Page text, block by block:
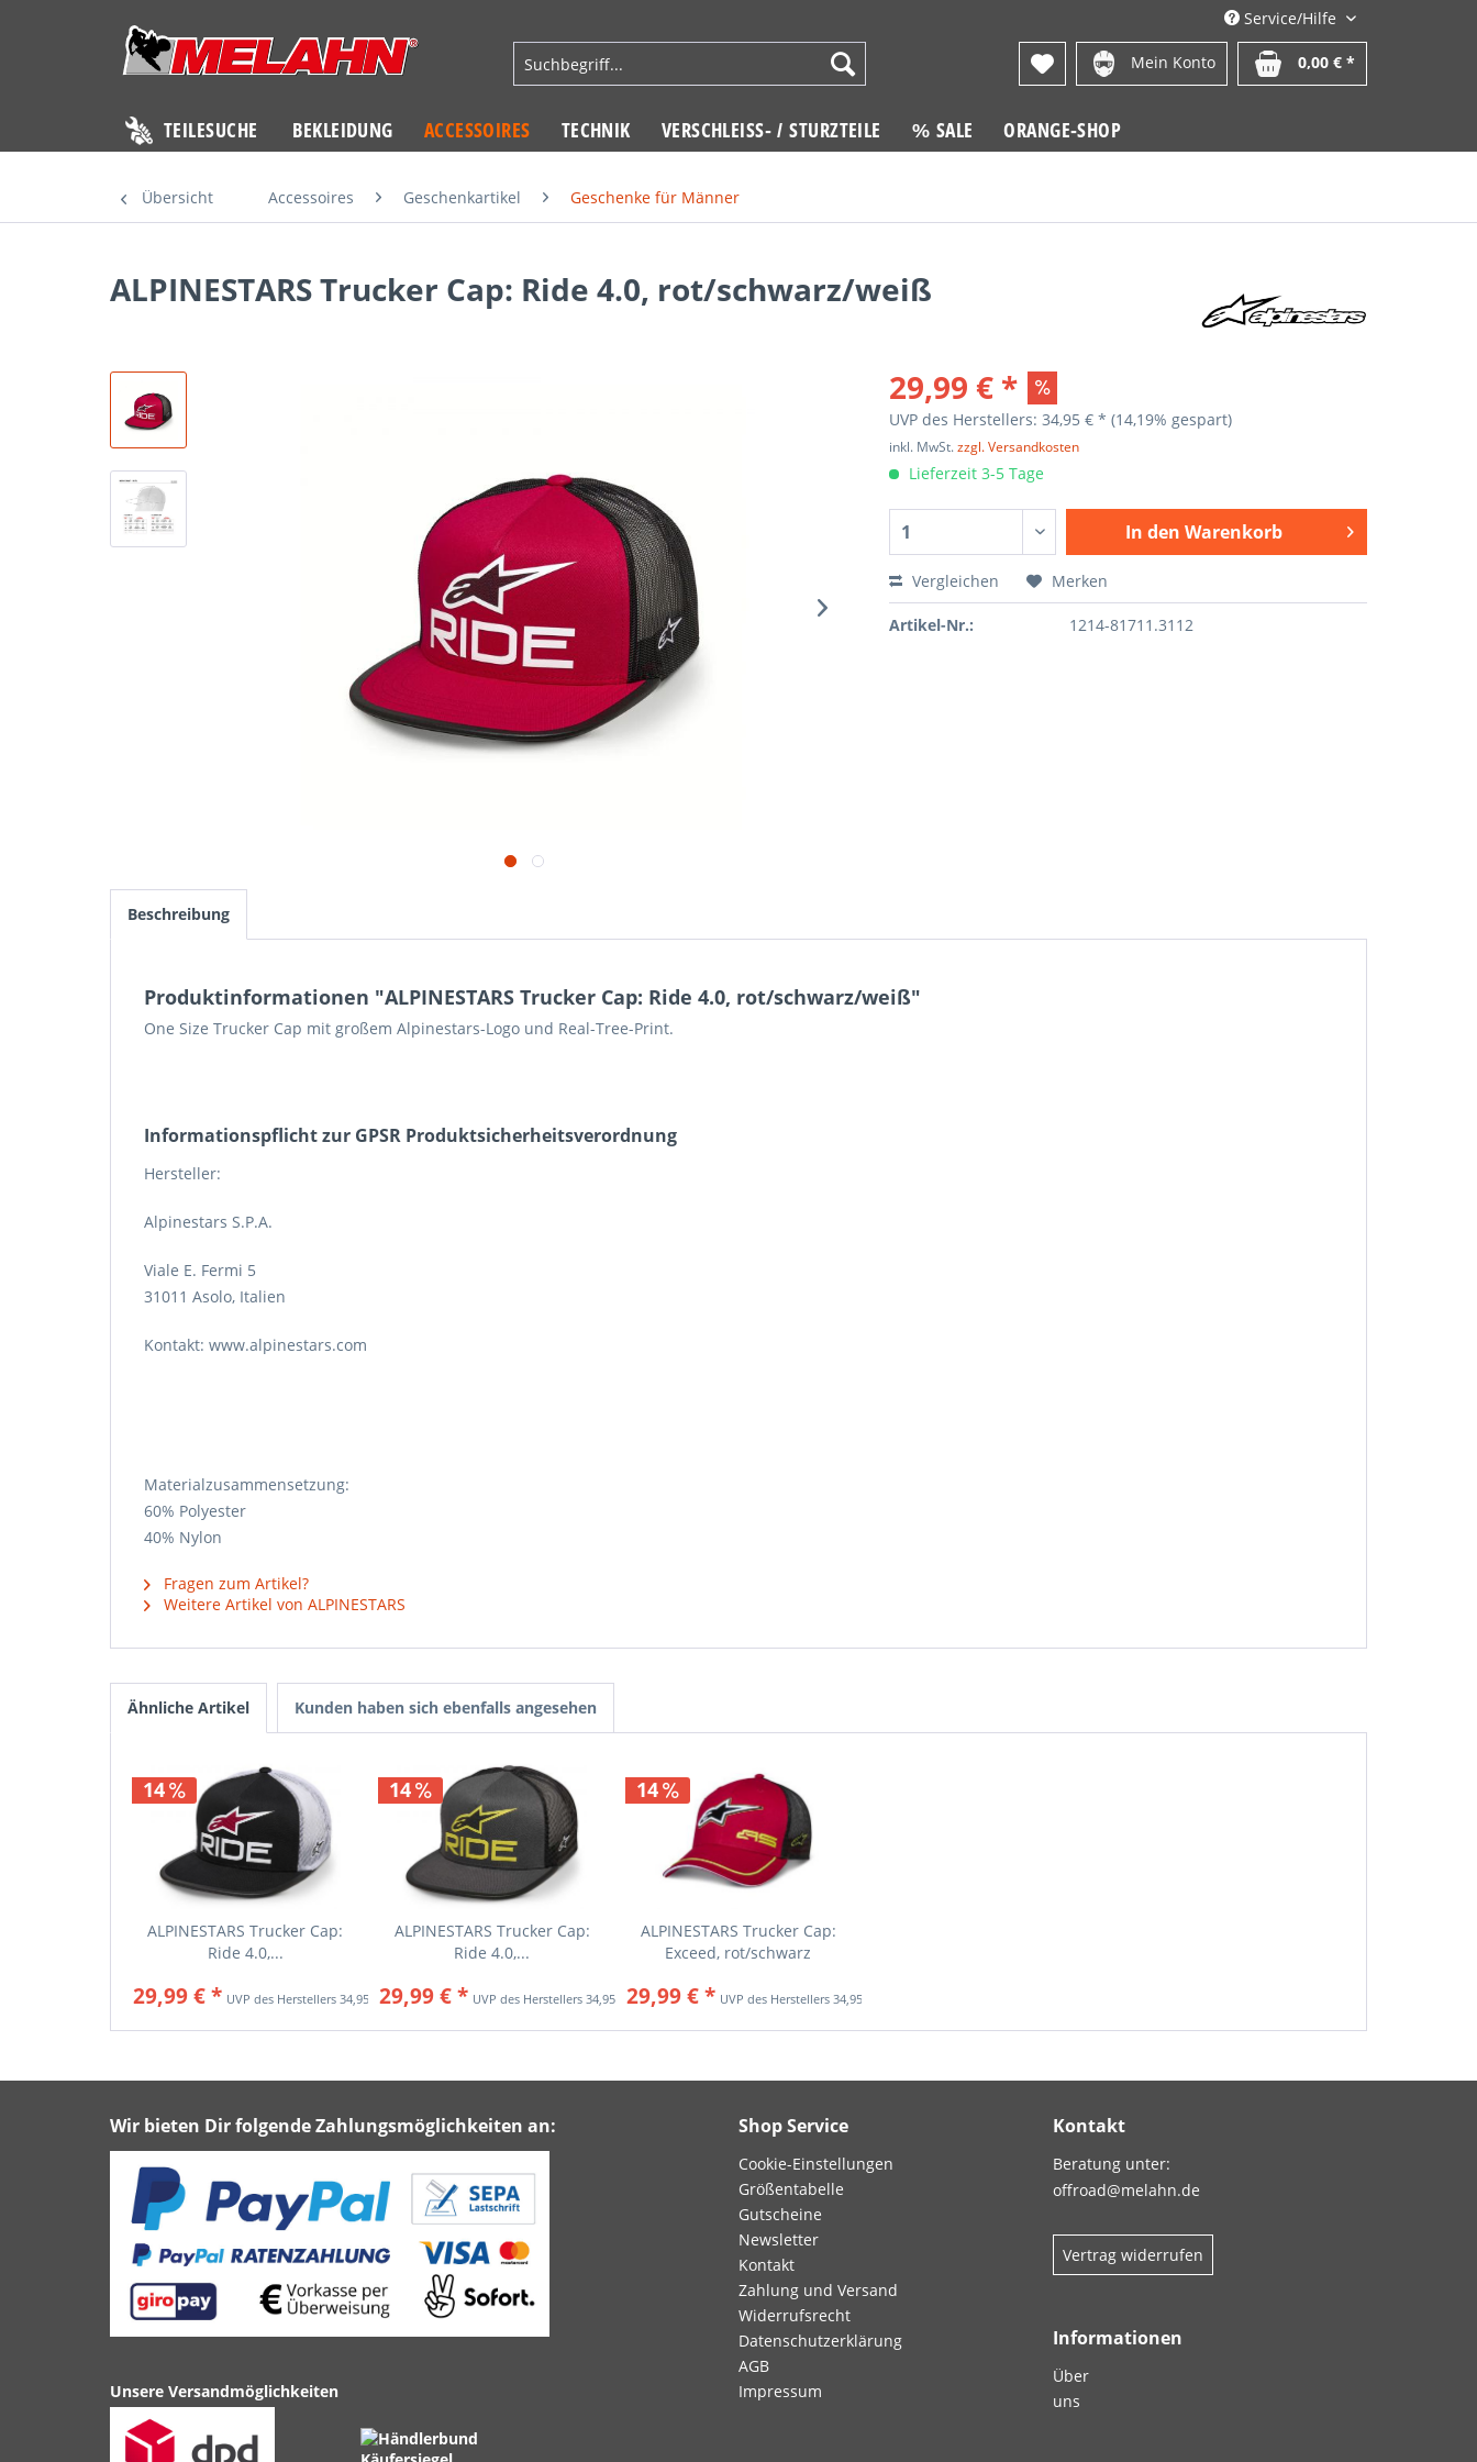
Service/Hilfe
Mein Konto 0,00 € *
TEILESUCHE BEKLEIDUNG ACCESSOIRES TECHNIK VERSCHLEISS- / STURZTEILE % SALE ORANGE-SHOP
Übersicht Accessoires Geschenkartikel Geschenke für Männer
ALPINESTARS Trucker Cap: Ride 4.0, rot/schwarz/weiß
29,99 € *
UVP des Herstellers: 34,95 € *(14,19% gespart)
inkl. MwSt.zzgl. Versandkosten
Lieferzeit 3-5 Tage
In den Warenkorb
Vergleichen Merken
Artikel-Nr.: 1214-81711.3112
Beschreibung
Produktinformationen "ALPINESTARS Trucker Cap: Ride 4.0, rot/schwarz/weiß"
One Size Trucker Cap mit großem Alpinestars-Logo und Real-Tree-Print.
Informations­pflicht zur GPSR Produktsicherheits­verordnung
Hersteller:
Alpinestars S.P.A.
Viale E. Fermi 5
31011 Asolo, Italien
Kontakt: www.alpinestars.com
Materialzusammensetzung:
60% Polyester
40% Nylon
Fragen zum Artikel?
Weitere Artikel von ALPINESTARS
Ähnliche Artikel Kunden haben sich ebenfalls angesehen
14
ALPINESTARS Trucker Cap:
Ride 4.0,...
29,99 € * 34,95 € *
14
ALPINESTARS Trucker Cap:
Ride 4.0,...
29,99 € * 34,95 € *
14
ALPINESTARS Trucker Cap:
Exceed, rot/schwarz
29,99 € * 34,95 € *
Wir bieten Dir folgende Zahlungsmöglichkeiten an:
Unsere Versandmöglichkeiten
Shop Service
Cookie-Einstellungen
Größentabelle
Gutscheine
Newsletter
Kontakt
Zahlung und Versand
Widerrufsrecht
Datenschutzerklärung
AGB
Impressum
Kontakt
Beratung unter:
offroad@melahn.de
Vertrag widerrufen
Informationen
Über
uns